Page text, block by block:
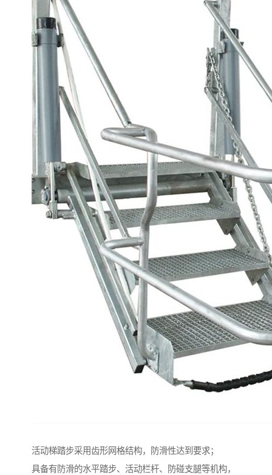
活动梯踏步采用齿形网格结构，防滑性达到要求；
具备有防滑的水平踏步、活动栏杆、防碰支腿等机构，